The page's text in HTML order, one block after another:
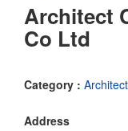
Architect
Co Ltd
Category :
Address